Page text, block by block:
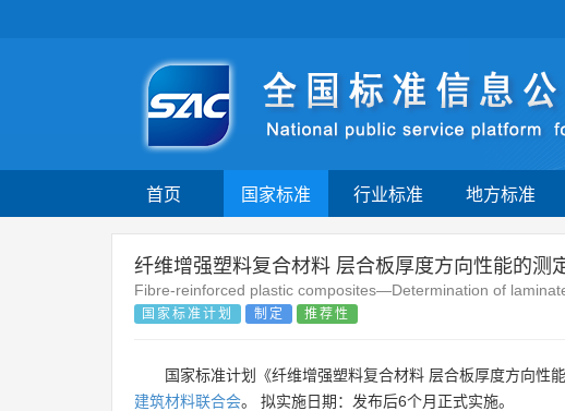
首页 国家标准 行业标准 地方标准
纤维增强塑料复合材料 层合板厚度方向性能的测
Fibre-reinforced plastic composites—Determination of
国家标准计划 制定 推荐性
国家标准计划《纤维增强塑料复合材料 层合板厚度方向性
建筑材料联合会。 拟实施日期：发布后6个月正式实施。